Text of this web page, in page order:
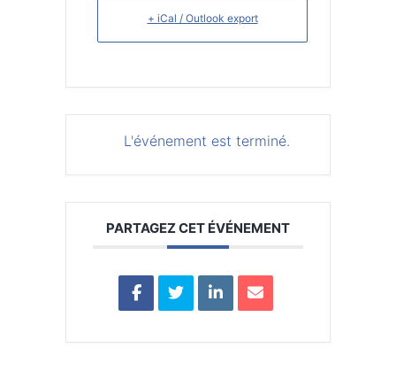
+ iCal / Outlook export
L'événement est terminé.
PARTAGEZ CET ÉVÉNEMENT